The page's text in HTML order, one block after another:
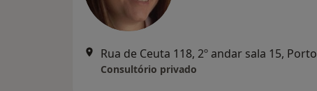
Rua de Ceuta 118, 2º andar sala 15, Porto
Consultório privado